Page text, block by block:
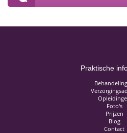
Praktische
Foto's
Prijzen
Blog
Contact